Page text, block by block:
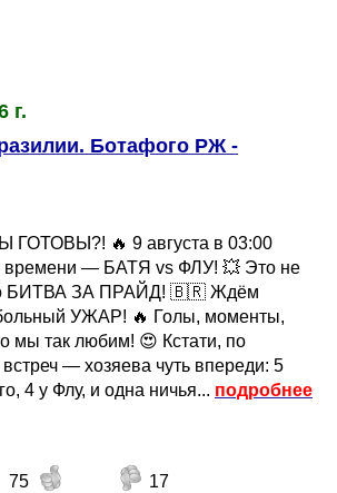
(отбор)
г.
Ботафого РЖ -
ГОТОВЫ?! 🔥 9 августа в 03:00
времени — БАТЯ vs ФЛУ! 💥 Это не
БИТВА ЗА ПРАЙД! 🇧🇷 Ждём
УЖАР! 🔥 Голы, моменты,
мы так любим! 😍 Кстати, по
— хозяева чуть впереди: 5
4 у Флу, и одна ничья... подробнее
75
17